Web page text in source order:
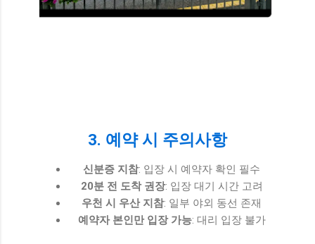
3. 예약 시 주의사항
신분증 지참: 입장 시 예약자 확인 필수
20분 전 도착 권장: 입장 대기 시간 고려
우천 시 우산 지참: 일부 야외 동선 존재
예약자 본인만 입장 가능: 대리 입장 불가